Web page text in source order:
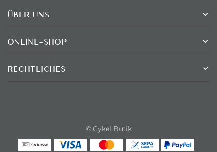
ÜBER UNS
ONLINE-SHOP
RECHTLICHES
© Cykel Butik